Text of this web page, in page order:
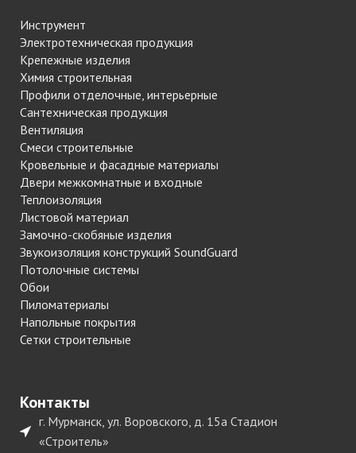
Инструмент
Электротехническая продукция
Крепежные изделия
Химия строительная
Профили отделочные, интерьерные
Сантехническая продукция
Вентиляция
Смеси строительные
Кровельные и фасадные материалы
Двери межкомнатные и входные
Теплоизоляция
Листовой материал
Замочно-скобяные изделия
Звукоизоляция конструкций SoundGuard
Потолочные системы
Обои
Пиломатериалы
Напольные покрытия
Сетки строительные
Контакты
г. Мурманск, ул. Воровского, д. 15а Стадион
«Строитель»